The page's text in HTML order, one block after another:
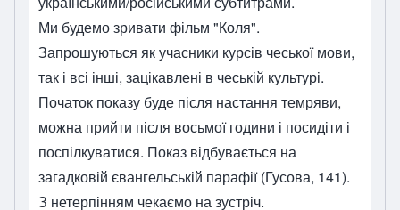
Ми будемо зривати фільм "Коля".
Запрошуються як учасники курсів чеської мови,
так і всі інші, зацікавлені в чеській культурі.
Початок показу буде після настання темряви,
можна прийти після восьмої години і посидіти і
поспілкуватися. Показ відбувається на
загадковій євангельській парафії (Гусова, 141).
З нетерпінням чекаємо на зустріч.